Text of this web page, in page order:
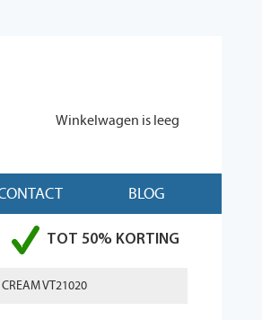
Winkelwagen is leeg
BLOG
TOT 50% KORTING
VT21020